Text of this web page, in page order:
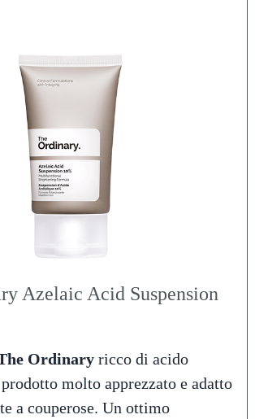
Azelaic Acid Suspension
Ordinaryricco di acido
molto apprezzato e adatto
a couperose. Un ottimo